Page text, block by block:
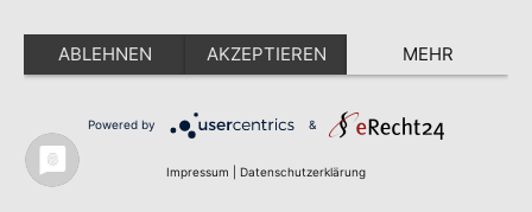
ABLEHNEN AKZEPTIEREN MEHR
Powered by &
Impressum Datenschutzerklärung